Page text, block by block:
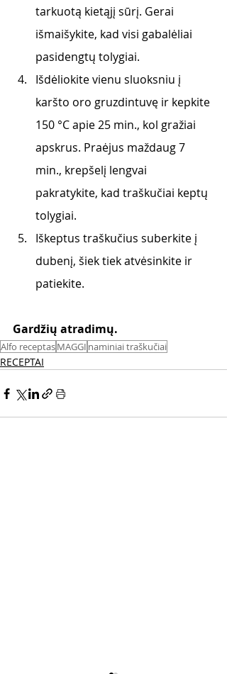
tarkuotą kietąjį sūrį. Gerai
išmaišykite, kad visi gabalėliai
pasidengtų tolygiai.
Išdėliokite vienu sluoksniu į
karšto oro gruzdintuvę ir kepkite
150 °C apie 25 min., kol gražiai
apskrus. Praėjus maždaug 7
min., krepšelį lengvai
pakratykite, kad traškučiai keptų
tolygiai.
Iškeptus traškučius suberkite į
dubenį, šiek tiek atvėsinkite ir
patiekite.
Gardžių atradimų.
Alfo receptasMAGGI naminiai traškučiai
RECEPTAI